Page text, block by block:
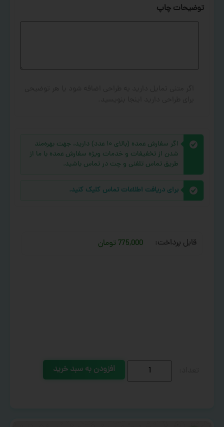
توضیحات چاپ
اگر سفارش عمده (بالای ۱۰ عدد) دارید، جهت بهره‌مند
شدن از تخفیفات و خدمات ویژه سفارش عمده با ما از
طریق تماس تلفنی و چت در تماس باشید.
برای دریافت اطلاعات تماس کلیک کنید.
قابل پرداخت: 775,000 تومان
افزودن به سبد خرید